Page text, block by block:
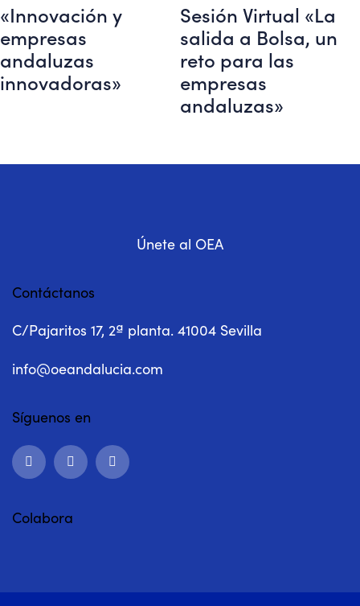
«Innovación y
empresas
andaluzas
innovadoras»
Sesión Virtual «La
salida a Bolsa, un
reto para las
empresas
andaluzas»
Únete al OEA
Contáctanos
C/Pajaritos 17, 2ª planta. 41004 Sevilla
info@oeandalucia.com
Síguenos en
Colabora